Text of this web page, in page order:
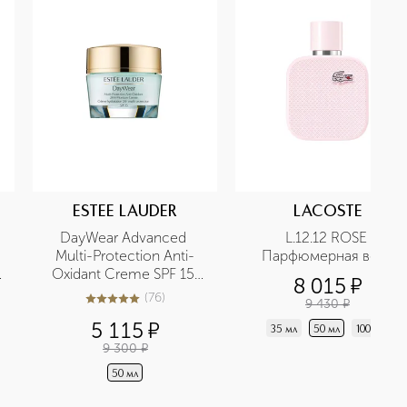
ESTEE LAUDER
DayWear Advanced
Multi-Protection Anti-
Oxidant Creme SPF 15
Многофункциональный
антиоксидантами
4.9из576 (76)
5 115 ¤
9 300 ¤
50 мл
LACOSTE
L.12.12 ROSE
Парфюмерная вода
8 015 ¤
9 430 ¤
35 мл 50 мл 100 мл